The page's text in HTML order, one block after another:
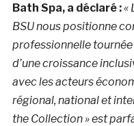
Bath Spa, a déclaré :«
BSU nous positionne
professionnelle tournée
d’une croissance
avec les acteurs
régional, national et
the Collection » est